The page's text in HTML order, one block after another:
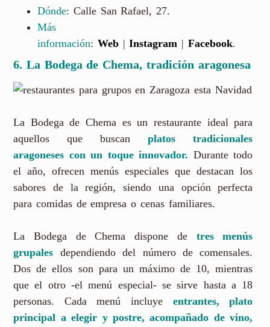
Dónde: Calle San Rafael, 27.
Más
información: Web|Instagram |Facebook.
6. La Bodega de Chema, tradición aragonesa
La Bodega de Chema es un restaurante ideal para
aquellos que buscan platos tradicionales
aragoneses con un toque innovador. Durante todo
el año, ofrecen menús especiales que destacan los
sabores de la región, siendo una opción perfecta
para comidas de empresa o cenas familiares.
La Bodega de Chema dispone de tres menús
grupales dependiendo del número de comensales.
Dos de ellos son para un máximo de 10, mientras
que el otro -el menú especial- se sirve hasta a 18
personas. Cada menú incluye entrantes, plato
principal a elegir y postre, acompañado de vino,